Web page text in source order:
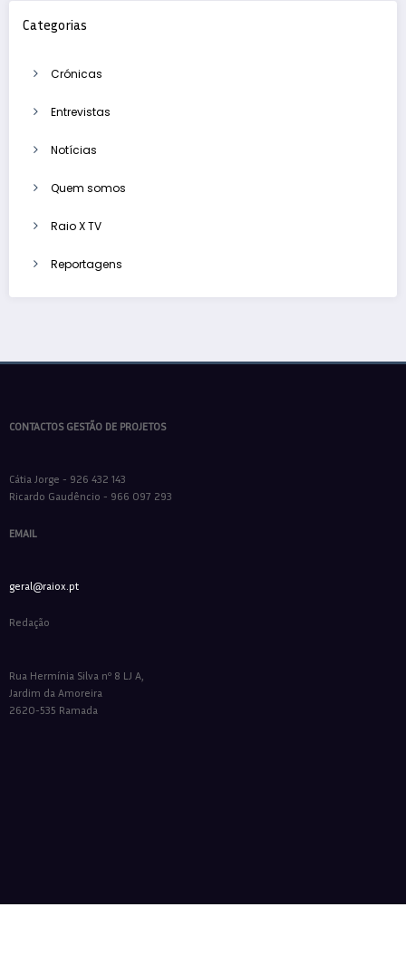
Categorias
Crónicas
Entrevistas
Notícias
Quem somos
Raio X TV
Reportagens
CONTACTOS GESTÃO DE PROJETOS
Cátia Jorge - 926 432 143
Ricardo Gaudêncio - 966 097 293
EMAIL
geral@raiox.pt
Redação
Rua Hermínia Silva nº 8 LJ A,
Jardim da Amoreira
2620-535 Ramada